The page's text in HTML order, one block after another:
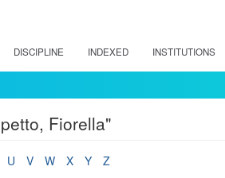
DISCIPLINE INDEXED INSTITUTIONS
Fiorella"
U V W X Y
Z